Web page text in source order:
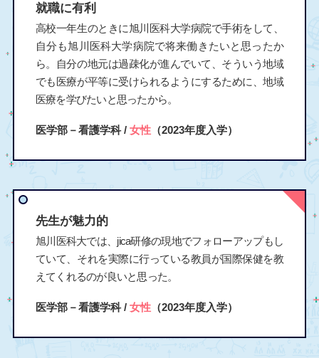
就職に有利
高校一年生のときに旭川医科大学病院で手術をして、
自分も旭川医科大学病院で将来働きたいと思ったか
ら。自分の地元は過疎化が進んでいて、そういう地域
でも医療が平等に受けられるようにするために、地域
医療を学びたいと思ったから。
医学部－看護学科 / 女性（2023年度入学）
先生が魅力的
旭川医科大では、jica研修の現地でフォローアップもし
ていて、それを実際に行っている教員が国際保健を教
えてくれるのが良いと思った。
医学部－看護学科 / 女性（2023年度入学）